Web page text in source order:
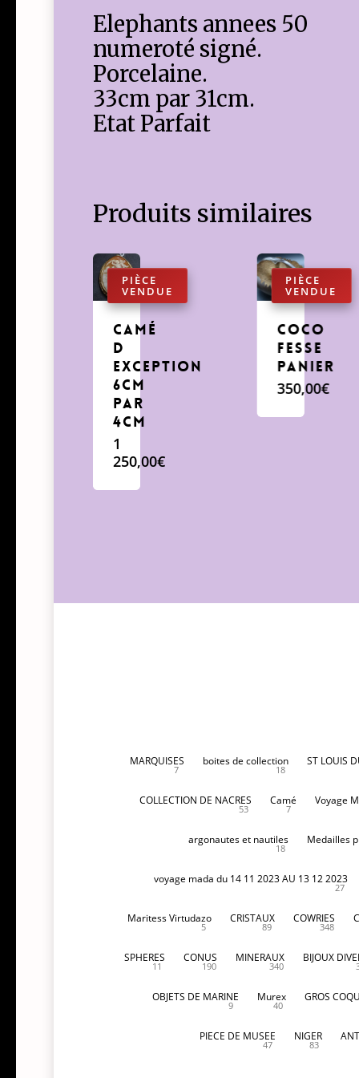
Elephants annees 50
numeroté signé.
Porcelaine.
33cm par 31cm.
Etat Parfait
Produits similaires
camé
d
exception
6cm
par
4cm
1
250,00€
coco
fesse
Panier
350,00€
MARQUISES
7
boites de collection
18
ST LOUIS
COLLECTION DE NACRES
53
Camé
7
Voyage
argonautes et nautiles
18
Medailles
voyage mada du 14 11 2023 AU 13 12 2023
27
Maritess Virtudazo
5
CRISTAUX
89
COWRIES
348
SPHERES
11
CONUS
190
MINERAUX
340
BIJOUX
OBJETS DE MARINE
9
Murex
40
GROS
PIECE DE MUSEE
47
NIGER
83